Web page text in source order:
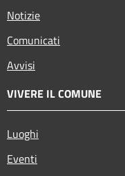
Notizie
Comunicati
Avvisi
VIVERE IL COMUNE
Luoghi
Eventi